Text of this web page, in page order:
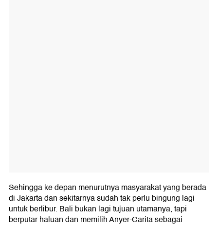
Sehingga ke depan menurutnya masyarakat yang berada
di Jakarta dan sekitarnya sudah tak perlu bingung lagi
untuk berlibur. Bali bukan lagi tujuan utamanya, tapi
berputar haluan dan memilih Anyer-Carita sebagai